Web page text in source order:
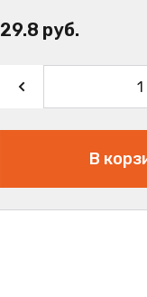
29.8 руб.
В